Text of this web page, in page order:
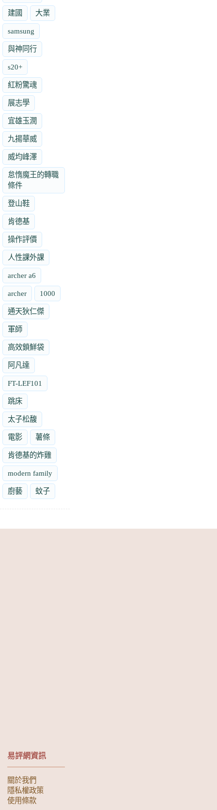
建國 大業
samsung
與神同行
s20+
紅粉驚魂
展志學
宜雄玉潤
九揚華威
威均峰澤
怠惰魔王的轉職
條件
登山鞋
肯德基
操作評價
人性課外課
archer a6
archer 1000
通天狄仁傑
軍師
高效鎖鮮袋
阿凡達
FT-LEF101
跳床
太子松馥
電影 薯條
肯德基的炸雞
modern family
廚藝 蚊子
易評網資訊
關於我們
隱私權政策
使用條款